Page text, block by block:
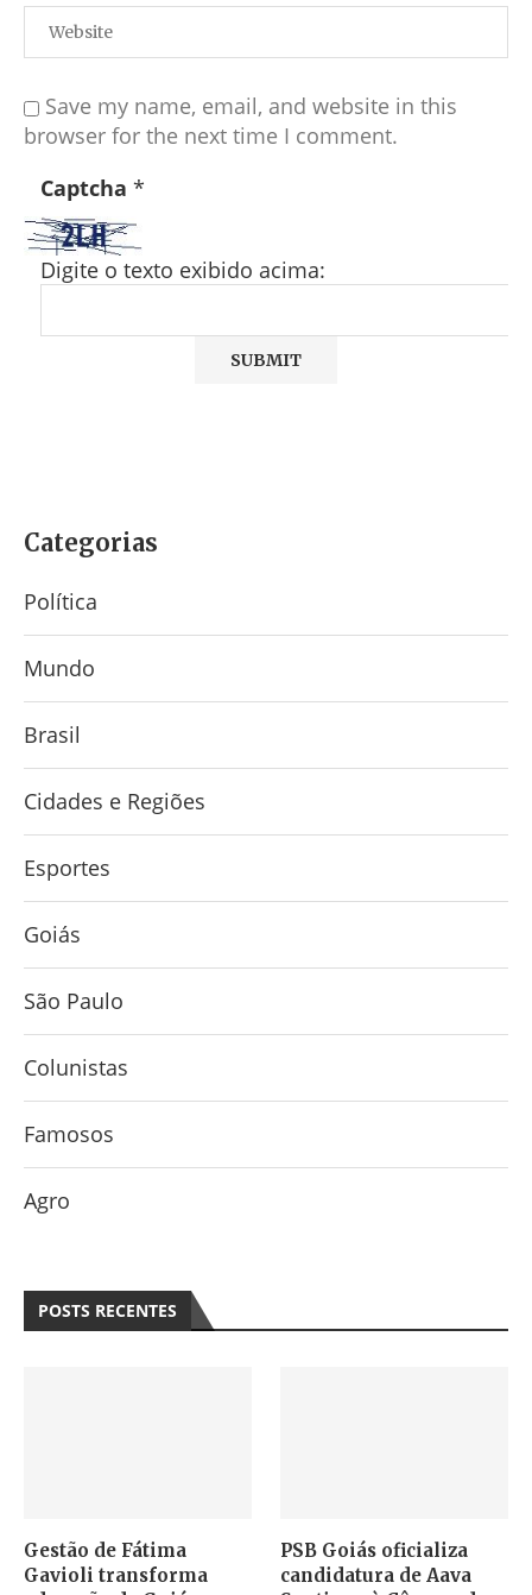
Save my name, email, and website in this
browser for the next time I comment.
Captcha *
Digite o texto exibido acima:
Categorias
Política
Mundo
Brasil
Cidades e Regiões
Esportes
Goiás
São Paulo
Colunistas
Famosos
Agro
POSTS RECENTES
Gestão de Fátima
Gavioli transforma
PSB Goiás oficializa
candidatura de Aava